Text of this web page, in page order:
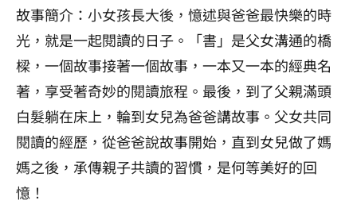
故事簡介：小女孩長大後，憶述與爸爸最快樂的時
光，就是一起閱讀的日子。「書」是父女溝通的橋
樑，一個故事接著一個故事，一本又一本的經典名
著，享受著奇妙的閱讀旅程。最後，到了父親滿頭
白髮躺在床上，輪到女兒為爸爸講故事。父女共同
閱讀的經歷，從爸爸說故事開始，直到女兒做了媽
媽之後，承傳親子共讀的習慣，是何等美好的回
憶！